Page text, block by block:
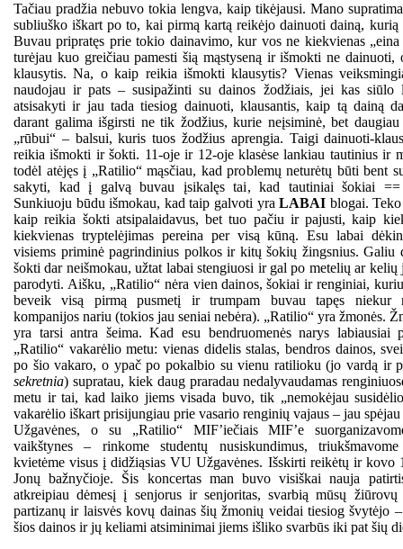
Tačiau pradžia nebuvo tokia lengva, kaip tikėjausi. Mano
subliuško iškart po to, kai pirmą kartą reikėjo dainuoti dainą, kurią
Buvau pripratęs prie tokio dainavimo, kur vos ne kiekvienas
turėjau kuo greičiau pamesti šią mąstyseną ir išmokti ne dainuoti,
klausytis. Na, o kaip reikia išmokti klausytis? Vienas
naudojau ir pats – susipažinti su dainos žodžiais, jei kas siūlo
atsisakyti ir jau tada tiesiog dainuoti, klausantis, kaip tą dainą
darant galima išgirsti ne tik žodžius, kurie neįsiminė, bet
„rūbui“ – balsui, kuris tuos žodžius aprengia. Taigi dainuoti-
reikia išmokti ir šokti. 11-oje ir 12-oje klasėse lankiau tautinius ir
todėl atėjęs į „Ratilio“ mąsčiau, kad problemų neturėtų būti bent
sakyti, kad į galvą buvau įsikalęs tai, kad tautiniai šokiai
Sunkiuoju būdu išmokau, kad taip galvoti yraLABAI blogai.
kaip reikia šokti atsipalaidavus, bet tuo pačiu ir pajusti, kaip
kiekvienas tryptelėjimas pereina per visą kūną. Esu labai
visiems priminė pagrindinius polkos ir kitų šokių žingsnius. Galiu
šokti dar neišmokau, užtat labai stengiuosi ir gal po metelių ar kelių
parodyti. Aišku, „Ratilio“ nėra vien dainos, šokiai ir renginiai,
beveik visą pirmą pusmetį ir trumpam buvau tapęs niekur
kompanijos nariu (tokios jau seniai nebėra). „Ratilio“ yra žmonės.
yra tarsi antra šeima. Kad esu bendruomenės narys labiausiai
„Ratilio“ vakarėlio metu: vienas didelis stalas, bendros dainos,
po šio vakaro, o ypač po pokalbio su vienu ratilioku (jo vardą ir
sekretnia) supratau, kiek daug praradau nedalyvaudamas
metu ir tai, kad laiko jiems visada buvo, tik „nemokėjau
vakarėlio iškart prisijungiau prie vasario renginių vajaus – jau spėjau
Užgavėnes, o su „Ratilio“ MIF’iečiais MIF’e
vaikštynes – rinkome studentų nusiskundimus,
kvietėme visus į didžiąsias VU Užgavėnes. Išskirti reikėtų ir kovo
Jonų bažnyčioje. Šis koncertas man buvo visiškai nauja
atkreipiau dėmesį į senjorus ir senjoritas, svarbią mūsų
partizanų ir laisvės kovų dainas šių žmonių veidai tiesiog švytėjo
šios dainos ir jų keliami atsiminimai jiems išliko svarbūs iki pat šių